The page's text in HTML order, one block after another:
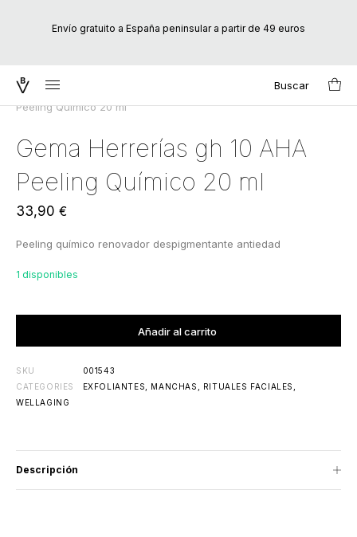
Envío gratuito a España peninsular a partir de 49 euros
Buscar
Search
for:
Inicio /Rituales Faciales
/ Gema Herrerías gh 10 AHA
Peeling Químico 20 ml
Gema Herrerías gh 10 AHA
Peeling Químico 20 ml
33,90 €
Peeling químico renovador despigmentante antiedad
1 disponibles
Añadir al carrito
Agregado al carrito
SKU
001543
CATEGORIES
EXFOLIANTES MANCHAS RITUALES FACIALES
WELLAGING
Descripción